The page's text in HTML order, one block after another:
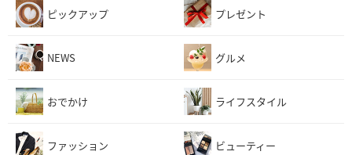
ピックアップ プレゼント
NEWS グルメ
おでかけ ライフスタイル
ファッション ビューティー